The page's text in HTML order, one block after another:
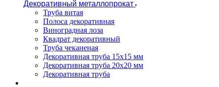
Декоративный металлопрокат
Труба витая
Полоса декоративная
Виноградная лоза
Квадрат декоративный
Труба чеканеная
Декоративная труба 15х15 мм
Декоративная труба 20х20 мм
Декоративная труба